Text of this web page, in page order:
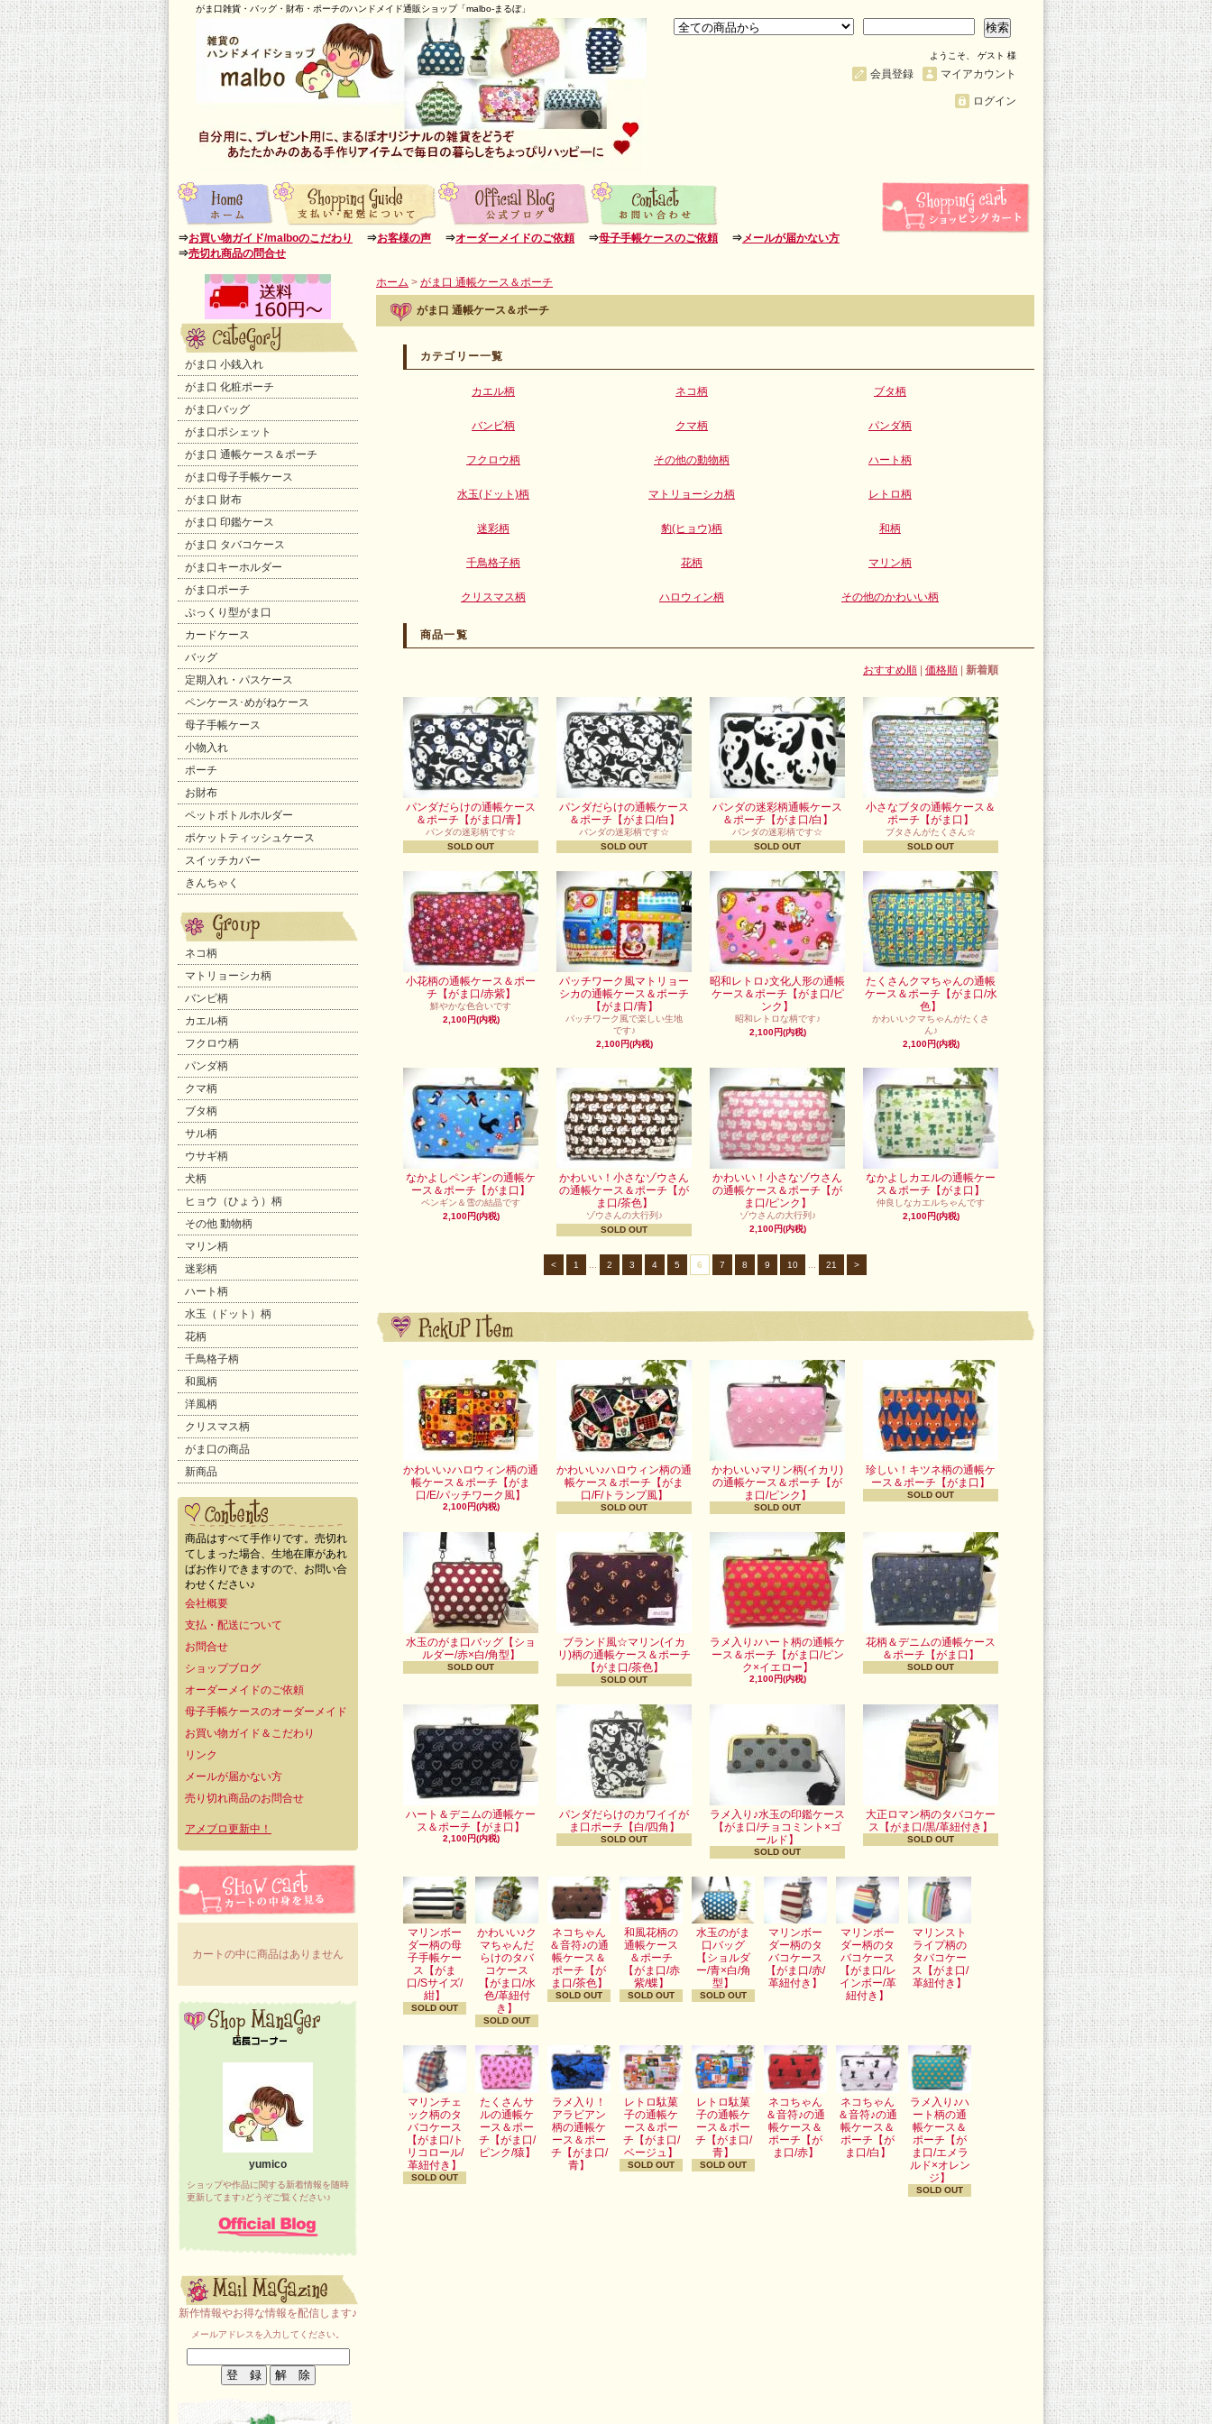
がま口雑貨・バッグ・財布・ポーチのハンドメイド通販ショップ「malbo-まるぼ」
検索
ようこそ、 ゲスト 様
マイアカウント
会員登録
ログイン
⇒お買い物ガイド/malboのこだわり ⇒お客様の声 ⇒オーダーメイドのご依頼 ⇒母子手帳ケースのご依頼 ⇒メールが届かない方
⇒売切れ商品の問合せ
がま口 小銭入れ
がま口 化粧ポーチ
がま口バッグ
がま口ポシェット
がま口 通帳ケース＆ポーチ
がま口母子手帳ケース
がま口 財布
がま口 印鑑ケース
がま口 タバコケース
がま口キーホルダー
がま口ポーチ
ぷっくり型がま口
カードケース
バッグ
定期入れ・パスケース
ペンケース･めがねケース
母子手帳ケース
小物入れ
ポーチ
お財布
ペットボトルホルダー
ポケットティッシュケース
スイッチカバー
きんちゃく
ネコ柄
マトリョーシカ柄
バンビ柄
カエル柄
フクロウ柄
パンダ柄
クマ柄
ブタ柄
サル柄
ウサギ柄
犬柄
ヒョウ（ひょう）柄
その他 動物柄
マリン柄
迷彩柄
ハート柄
水玉（ドット）柄
花柄
千鳥格子柄
和風柄
洋風柄
クリスマス柄
がま口の商品
新商品
商品はすべて手作りです。売切れ
てしまった場合、生地在庫があれ
ばお作りできますので、お問い合
わせください♪
会社概要
支払・配送について
お問合せ
ショップブログ
オーダーメイドのご依頼
母子手帳ケースのオーダーメイド
お買い物ガイド＆こだわり
リンク
メールが届かない方
売り切れ商品のお問合せ
アメブロ更新中！
カートの中に商品はありません
yumico
ショップや作品に関する新着情報を随時
更新してます♪どうぞご覧ください♪
新作情報やお得な情報を配信します♪
メールアドレスを入力してください。
ホーム > がま口 通帳ケース＆ポーチ
がま口 通帳ケース＆ポーチ
カテゴリー一覧
カエル柄 ネコ柄 ブタ柄
バンビ柄 クマ柄 パンダ柄
フクロウ柄 その他の動物柄 ハート柄
水玉(ドット)柄 マトリョーシカ柄 レトロ柄
迷彩柄 豹(ヒョウ)柄 和柄
千鳥格子柄 花柄 マリン柄
クリスマス柄 ハロウィン柄 その他のかわいい柄
商品一覧
おすすめ順 価格順 新着順
パンダだらけの通帳ケース
＆ポーチ【がま口/青】
パンダの迷彩柄です☆
SOLD OUT
パンダだらけの通帳ケース
＆ポーチ【がま口/白】
パンダの迷彩柄です☆
SOLD OUT
パンダの迷彩柄通帳ケース
＆ポーチ【がま口/白】
パンダの迷彩柄です☆
SOLD OUT
小さなブタの通帳ケース＆
ポーチ【がま口】
ブタさんがたくさん☆
SOLD OUT
小花柄の通帳ケース＆ポー
チ【がま口/赤紫】
鮮やかな色合いです
2,100円(内税)
パッチワーク風マトリョー
シカの通帳ケース＆ポーチ
【がま口/青】
パッチワーク風で楽しい生地
です♪
2,100円(内税)
昭和レトロ♪文化人形の通帳
ケース＆ポーチ【がま口/ピ
ンク】
昭和レトロな柄です♪
2,100円(内税)
たくさんクマちゃんの通帳
ケース＆ポーチ【がま口/水
色】
かわいいクマちゃんがたくさ
ん♪
2,100円(内税)
なかよしペンギンの通帳ケ
ース＆ポーチ【がま口】
ペンギン＆雪の結晶です
2,100円(内税)
かわいい！小さなゾウさん
の通帳ケース＆ポーチ【が
ま口/茶色】
ゾウさんの大行列♪
SOLD OUT
かわいい！小さなゾウさん
の通帳ケース＆ポーチ【が
ま口/ピンク】
ゾウさんの大行列♪
2,100円(内税)
なかよしカエルの通帳ケー
ス＆ポーチ【がま口】
仲良しなカエルちゃんです
2,100円(内税)
< 1 2 3 4 5 6 7 8 9 10 21 >
かわいい♪ハロウィン柄の通
帳ケース＆ポーチ【がま
口/E/パッチワーク風】
2,100円(内税)
かわいい♪ハロウィン柄の通
帳ケース＆ポーチ【がま
口/F/トランプ風】
SOLD OUT
かわいい♪マリン柄(イカリ)
の通帳ケース＆ポーチ【が
ま口/ピンク】
SOLD OUT
珍しい！キツネ柄の通帳ケ
ース＆ポーチ【がま口】
SOLD OUT
水玉のがま口バッグ【ショ
ルダー/赤×白/角型】
SOLD OUT
ブランド風☆マリン(イカ
リ)柄の通帳ケース＆ポーチ
【がま口/茶色】
SOLD OUT
ラメ入り♪ハート柄の通帳ケ
ース＆ポーチ【がま口/ピン
ク×イエロー】
2,100円(内税)
花柄＆デニムの通帳ケース
＆ポーチ【がま口】
SOLD OUT
ハート＆デニムの通帳ケー
ス＆ポーチ【がま口】
2,100円(内税)
パンダだらけのカワイイが
ま口ポーチ【白/四角】
SOLD OUT
ラメ入り♪水玉の印鑑ケース
【がま口/チョコミント×ゴ
ールド】
SOLD OUT
大正ロマン柄のタバコケー
ス【がま口/黒/革紐付き】
SOLD OUT
マリンボー
ダー柄の母
子手帳ケー
ス【がま
口/Sサイズ/
紺】
SOLD OUT
かわいい♪ク
マちゃんだ
らけのタバ
コケース
【がま口/水
色/革紐付
き】
SOLD OUT
ネコちゃん
＆音符♪の通
帳ケース＆
ポーチ【が
ま口/茶色】
SOLD OUT
和風花柄の
通帳ケース
＆ポーチ
【がま口/赤
紫/蝶】
SOLD OUT
水玉のがま
口バッグ
【ショルダ
ー/青×白/角
型】
SOLD OUT
マリンボー
ダー柄のタ
バコケース
【がま口/赤/
革紐付き】
マリンボー
ダー柄のタ
バコケース
【がま口/レ
インボー/革
紐付き】
マリンスト
ライプ柄の
タバコケー
ス【がま口/
革紐付き】
マリンチェ
ック柄のタ
バコケース
【がま口/ト
リコロール/
革紐付き】
SOLD OUT
たくさんサ
ルの通帳ケ
ース＆ポー
チ【がま口/
ピンク/猿】
ラメ入り！
アラビアン
柄の通帳ケ
ース＆ポー
チ【がま口/
青】
レトロ駄菓
子の通帳ケ
ース＆ポー
チ【がま口/
ベージュ】
SOLD OUT
レトロ駄菓
子の通帳ケ
ース＆ポー
チ【がま口/
青】
SOLD OUT
ネコちゃん
＆音符♪の通
帳ケース＆
ポーチ【が
ま口/赤】
ネコちゃん
＆音符♪の通
帳ケース＆
ポーチ【が
ま口/白】
ラメ入り♪ハ
ート柄の通
帳ケース＆
ポーチ【が
ま口/エメラ
ルド×オレン
ジ】
SOLD OUT